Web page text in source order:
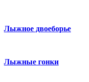
Лыжное двоеборье
Лыжные гонки